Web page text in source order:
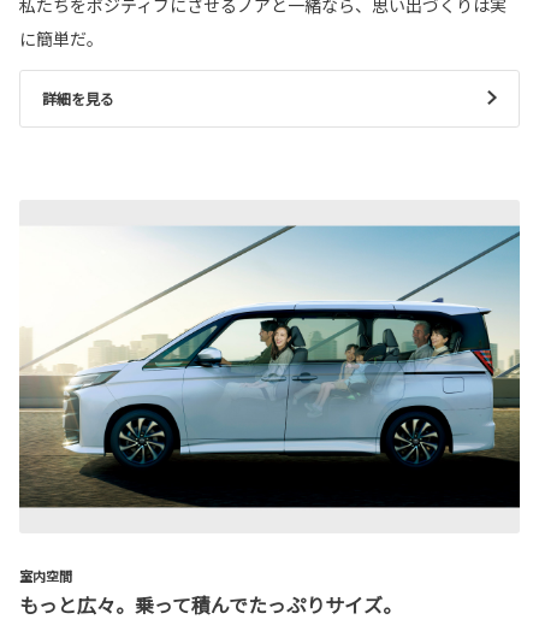
に簡単だ。
詳細を見る
室内空間
もっと広々。乗って積んでたっぷりサイズ。